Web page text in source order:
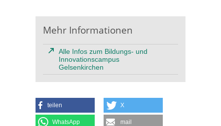
Mehr Informationen
Alle Infos zum Bildungs- und
Innovationscampus
Gelsenkirchen
teilen X
WhatsApp mail